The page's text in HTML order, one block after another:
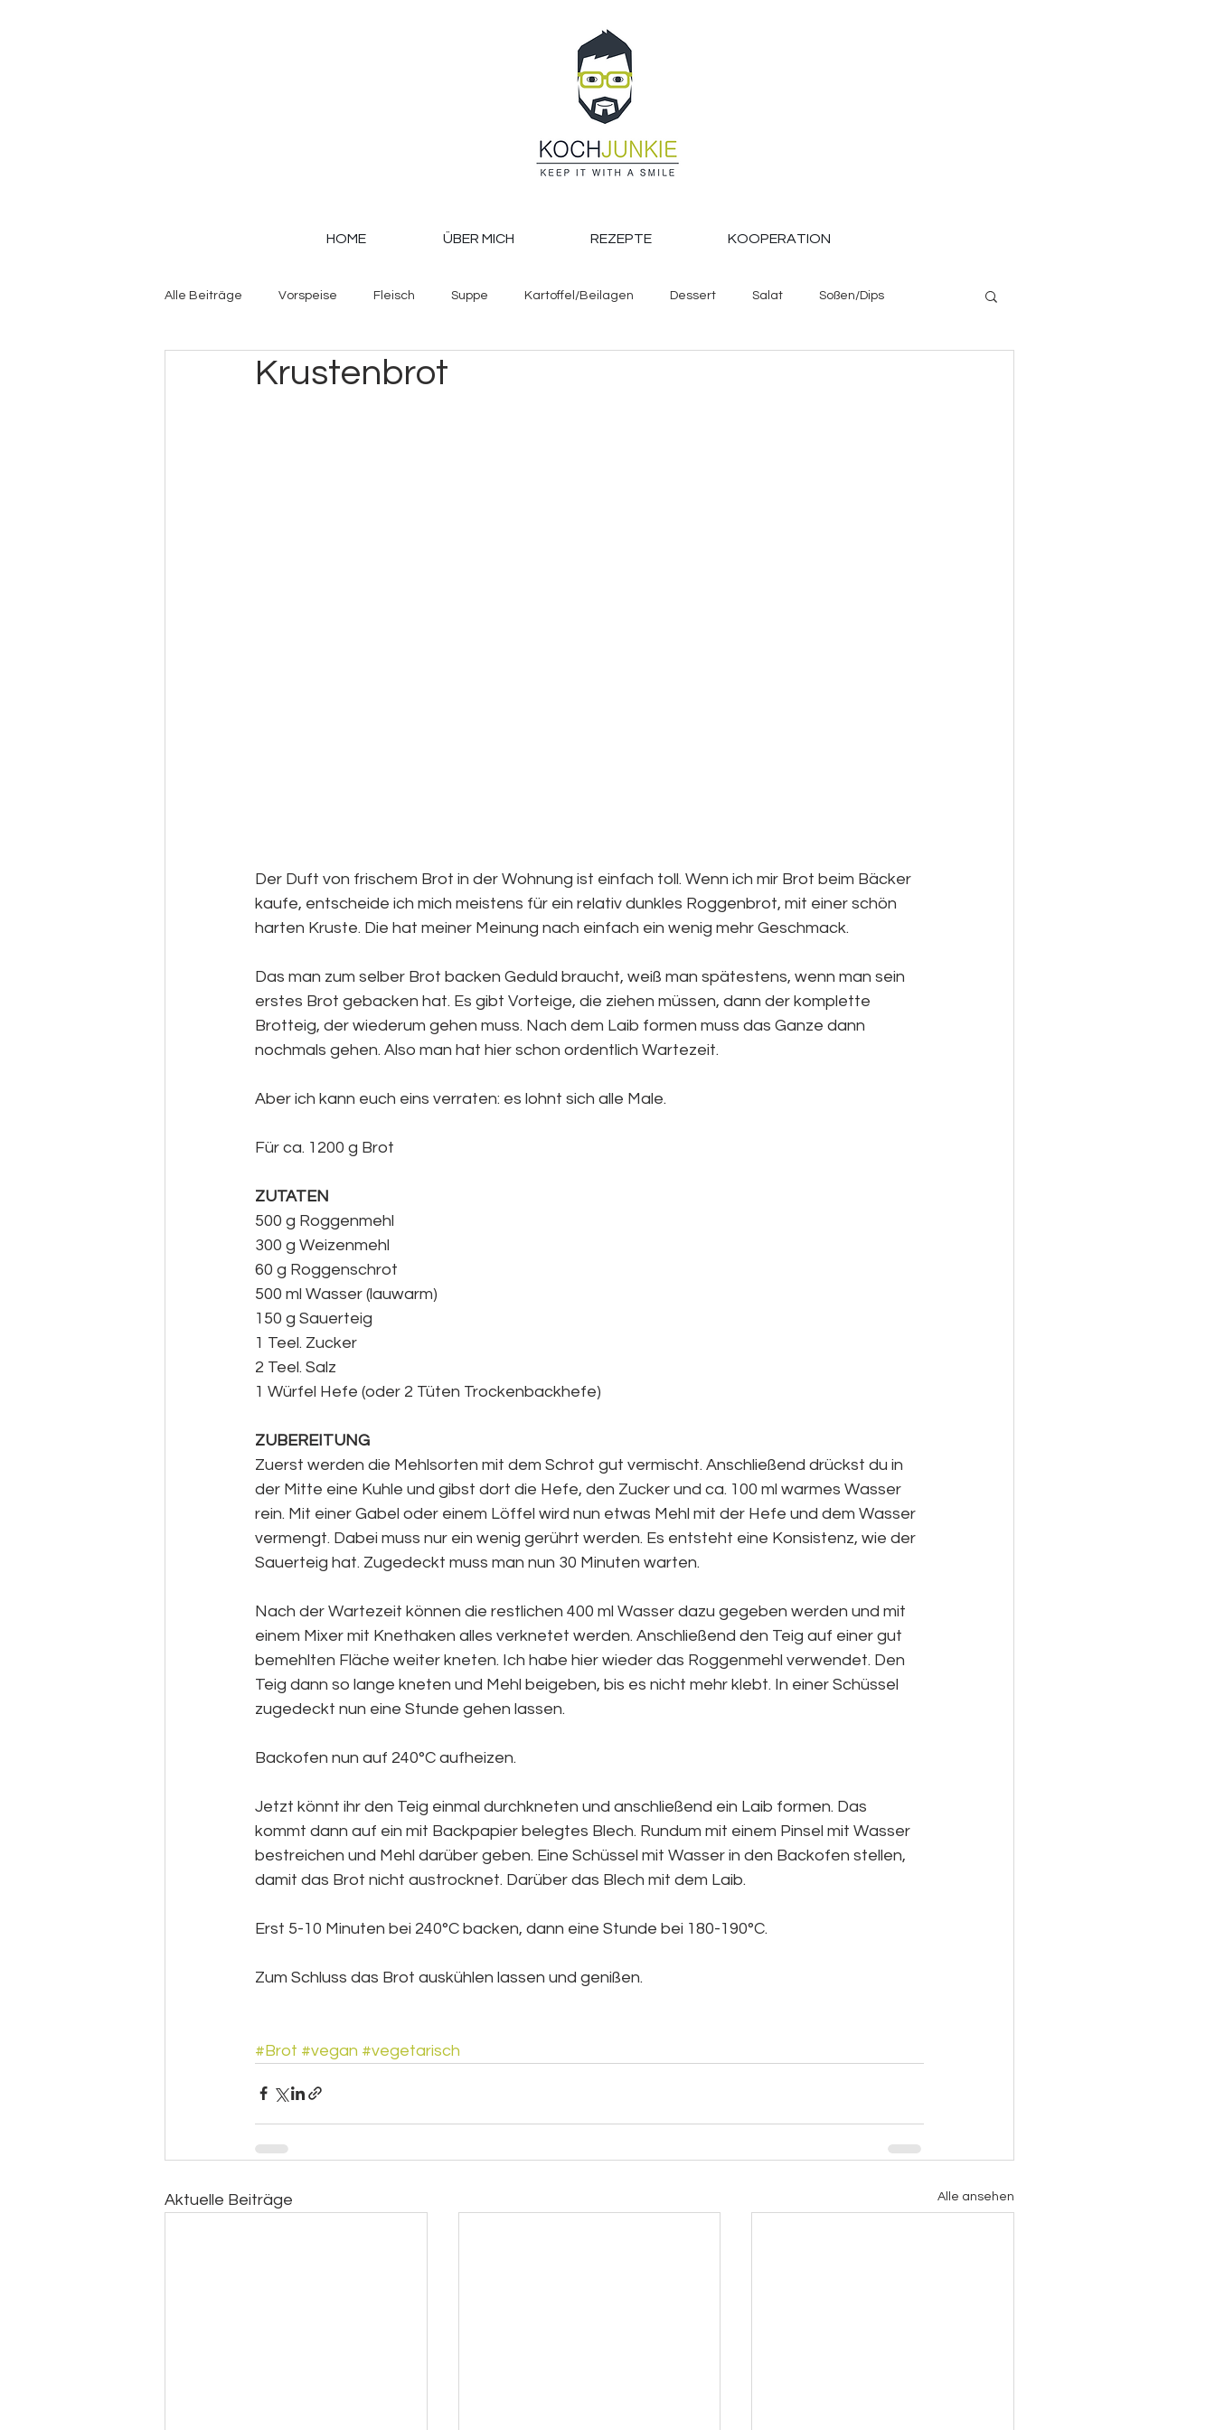
HOME ÜBER MICH REZEPTE KOOPERATION
Alle Beiträge Vorspeise Fleisch Suppe Kartoffel/Beilagen Dessert Salat Soßen/Dips
Herzhafte Teige Backen
Krustenbrot
Der Duft von frischem Brot in der Wohnung ist einfach toll. Wenn ich mir Brot beim Bäcker
kaufe, entscheide ich mich meistens für ein relativ dunkles Roggenbrot, mit einer schön
harten Kruste. Die hat meiner Meinung nach einfach ein wenig mehr Geschmack.
Das man zum selber Brot backen Geduld braucht, weiß man spätestens, wenn man sein
erstes Brot gebacken hat. Es gibt Vorteige, die ziehen müssen, dann der komplette
Brotteig, der wiederum gehen muss. Nach dem Laib formen muss das Ganze dann
nochmals gehen. Also man hat hier schon ordentlich Wartezeit.
Aber ich kann euch eins verraten: es lohnt sich alle Male.
Für ca. 1200 g Brot
ZUTATEN
500 g Roggenmehl
300 g Weizenmehl
60 g Roggenschrot
500 ml Wasser (lauwarm)
150 g Sauerteig
1 Teel. Zucker
2 Teel. Salz
1 Würfel Hefe (oder 2 Tüten Trockenbackhefe)
ZUBEREITUNG
Zuerst werden die Mehlsorten mit dem Schrot gut vermischt. Anschließend drückst du in
der Mitte eine Kuhle und gibst dort die Hefe, den Zucker und ca. 100 ml warmes Wasser
rein. Mit einer Gabel oder einem Löffel wird nun etwas Mehl mit der Hefe und dem Wasser
vermengt. Dabei muss nur ein wenig gerührt werden. Es entsteht eine Konsistenz, wie der
Sauerteig hat. Zugedeckt muss man nun 30 Minuten warten.
Nach der Wartezeit können die restlichen 400 ml Wasser dazu gegeben werden und mit
einem Mixer mit Knethaken alles verknetet werden. Anschließend den Teig auf einer gut
bemehlten Fläche weiter kneten. Ich habe hier wieder das Roggenmehl verwendet. Den
Teig dann so lange kneten und Mehl beigeben, bis es nicht mehr klebt. In einer Schüssel
zugedeckt nun eine Stunde gehen lassen.
Backofen nun auf 240°C aufheizen.
Jetzt könnt ihr den Teig einmal durchkneten und anschließend ein Laib formen. Das
kommt dann auf ein mit Backpapier belegtes Blech. Rundum mit einem Pinsel mit Wasser
bestreichen und Mehl darüber geben. Eine Schüssel mit Wasser in den Backofen stellen,
damit das Brot nicht austrocknet. Darüber das Blech mit dem Laib.
Erst 5-10 Minuten bei 240°C backen, dann eine Stunde bei 180-190°C.
Zum Schluss das Brot auskühlen lassen und genißen.
#Brot #vegan #vegetarisch
Aktuelle Beiträge Alle ansehen